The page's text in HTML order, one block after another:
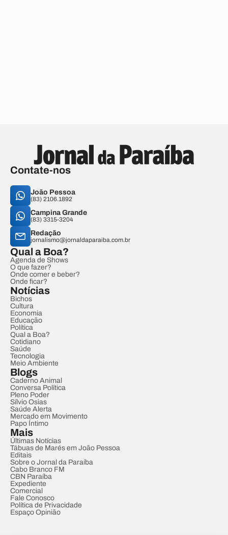
Contate-nos
João Pessoa
(83) 2106.1892
Campina Grande
(83) 3315-3204
Redação
jornalismo@jornaldaparaiba.com.br
Qual a Boa?
Agenda de Shows
O que fazer?
Onde comer e beber?
Onde ficar?
Notícias
Bichos
Cultura
Economia
Educação
Política
Qual a Boa?
Cotidiano
Saúde
Tecnologia
Meio Ambiente
Blogs
Caderno Animal
Conversa Política
Pleno Poder
Sílvio Osias
Saúde Alerta
Mercado em Movimento
Papo Íntimo
Mais
Últimas Notícias
Tábuas de Marés em João Pessoa
Editais
Sobre o Jornal da Paraíba
Cabo Branco FM
CBN Paraíba
Expediente
Comercial
Fale Conosco
Política de Privacidade
Espaço Opinião